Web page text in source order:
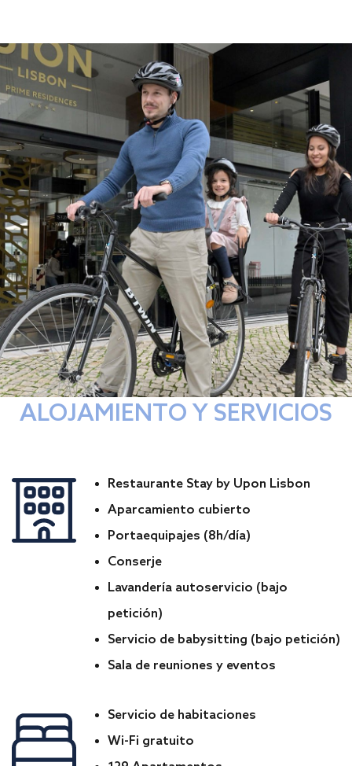
ALOJAMIENTO Y SERVICIOS
Restaurante Stay by Upon Lisbon
Aparcamiento cubierto
Portaequipajes (8h/día)
Conserje
Lavandería autoservicio (bajo
petición)
Servicio de babysitting (bajo petición)
Sala de reuniones y eventos
Servicio de habitaciones
Wi-Fi gratuito